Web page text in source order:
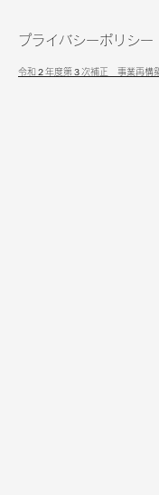
プライバシーポリシー
令和２年度第３次補正 事業再構